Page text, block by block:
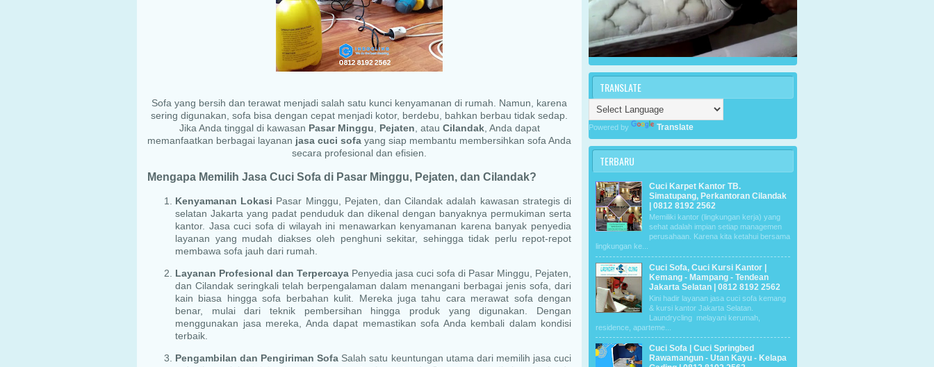
Sofa yang bersih dan terawat menjadi salah satu kunci kenyamanan di rumah. Namun, karena
sering digunakan, sofa bisa dengan cepat menjadi kotor, berdebu, bahkan berbau tidak sedap.
Jika Anda tinggal di kawasan Pasar Minggu Pejaten , atau Cilandak, Anda dapat
memanfaatkan berbagai layanan jasa cuci sofa yang siap membantu membersihkan sofa Anda
secara profesional dan efisien.
Mengapa Memilih Jasa Cuci Sofa di Pasar Minggu, Pejaten, dan Cilandak?
Kenyamanan Lokasi Pasar Minggu, Pejaten, dan Cilandak adalah kawasan strategis di
selatan Jakarta yang padat penduduk dan dikenal dengan banyaknya permukiman serta
kantor. Jasa cuci sofa di wilayah ini menawarkan kenyamanan karena banyak penyedia
layanan yang mudah diakses oleh penghuni sekitar, sehingga tidak perlu repot-repot
membawa sofa jauh dari rumah.
Layanan Profesional dan Terpercaya Penyedia jasa cuci sofa di Pasar Minggu, Pejaten,
dan Cilandak seringkali telah berpengalaman dalam menangani berbagai jenis sofa, dari
kain biasa hingga sofa berbahan kulit. Mereka juga tahu cara merawat sofa dengan
benar, mulai dari teknik pembersihan hingga produk yang digunakan. Dengan
menggunakan jasa mereka, Anda dapat memastikan sofa Anda kembali dalam kondisi
terbaik.
Pengambilan dan Pengiriman Sofa Salah satu keuntungan utama dari memilih jasa cuci
TRANSLATE
Powered by Translate
TERBARU
Cuci Karpet Kantor TB.
Simatupang, Perkantoran Cilandak
| 0812 8192 2562
Memiliki kantor (lingkungan kerja) yang
sehat adalah impian setiap managemen
perusahaan. Karena kita ketahui bersama
lingkungan ke...
Cuci Sofa, Cuci Kursi Kantor |
Kemang - Mampang - Tendean
Jakarta Selatan | 0812 8192 2562
Kini hadir layanan jasa cuci sofa kemang
& kursi kantor Jakarta Selatan.
Laundrycling melayani kerumah,
residence, aparteme...
Cuci Sofa | Cuci Springbed
Rawamangun - Utan Kayu - Kelapa